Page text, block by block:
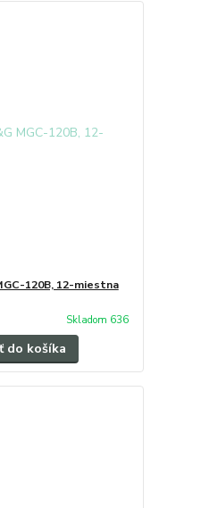
120B, 12-miestna
Skladom 636
do košíka